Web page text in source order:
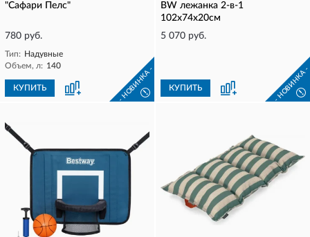
"Сафари Пелс"
780 руб.
Тип: Надувные
Объем, л: 140
КУПИТЬ - НОВИНКА -
!
BW лежанка 2-в-1
102x74x20см
5 070 руб.
КУПИТЬ - НОВИНКА -
!